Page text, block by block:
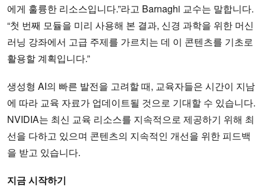
에게 훌륭한 리소스입니다.”라고 Barnaghi 교수는 말합니다.
“첫 번째 모듈을 미리 사용해 본 결과, 신경 과학을 위한 머신
러닝 강좌에서 고급 주제를 가르치는 데 이 콘텐츠를 기초로
활용할 계획입니다.”
생성형 AI의 빠른 발전을 고려할 때, 교육자들은 시간이 지남
에 따라 교육 자료가 업데이트될 것으로 기대할 수 있습니다.
NVIDIA는 최신 교육 리소스를 지속적으로 제공하기 위해 최
선을 다하고 있으며 콘텐츠의 지속적인 개선을 위한 피드백
을 받고 있습니다.
지금 시작하기